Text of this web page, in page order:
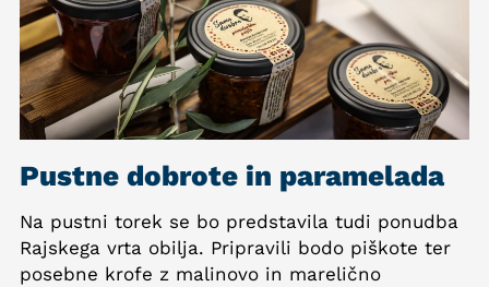
Pustne dobrote in paramelada
Na pustni torek se bo predstavila tudi ponudba
Rajskega vrta obilja. Pripravili bodo piškote ter
posebne krofe z malinovo in marelično